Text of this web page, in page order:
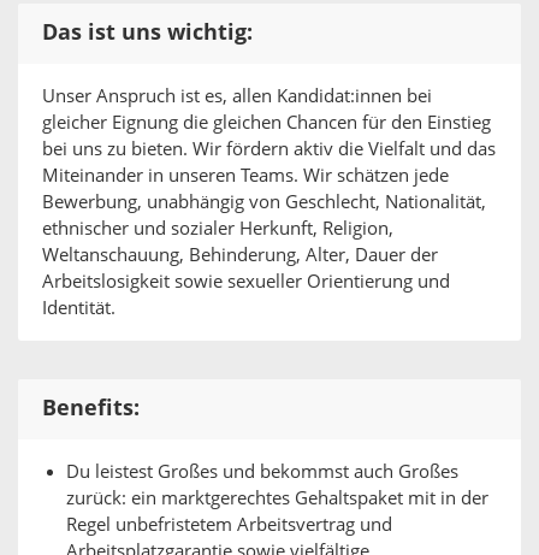
Das ist uns wichtig:
Unser Anspruch ist es, allen Kandidat:innen bei
gleicher Eignung die gleichen Chancen für den Einstieg
bei uns zu bieten. Wir fördern aktiv die Vielfalt und das
Miteinander in unseren Teams. Wir schätzen jede
Bewerbung, unabhängig von Geschlecht, Nationalität,
ethnischer und sozialer Herkunft, Religion,
Weltanschauung, Behinderung, Alter, Dauer der
Arbeitslosigkeit sowie sexueller Orientierung und
Identität.
Benefits:
Du leistest Großes und bekommst auch Großes
zurück: ein marktgerechtes Gehaltspaket mit in der
Regel unbefristetem Arbeitsvertrag und